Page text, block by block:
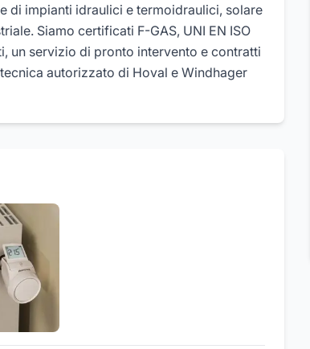
di impianti idraulici e termoidraulici, solare
Siamo certificati F-GAS, UNI EN ISO
un servizio di pronto intervento e contratti
autorizzato di Hoval e Windhager